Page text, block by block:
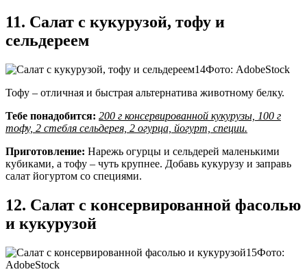
11. Салат с кукурузой, тофу и
сельдереем
Фото: AdobeStock
Тофу – отличная и быстрая альтернатива животному белку.
Тебе понадобится: 200 г консервированной кукурузы, 100 г
тофу, 2 стебля сельдерея, 2 огурца, йогурт, специи.
Приготовление: Нарежь огурцы и сельдерей маленькими
кубиками, а тофу – чуть крупнее. Добавь кукурузу и заправь
салат йогуртом со специями.
12. Салат с консервированной фасолью
и кукурузой
Фото:
AdobeStock